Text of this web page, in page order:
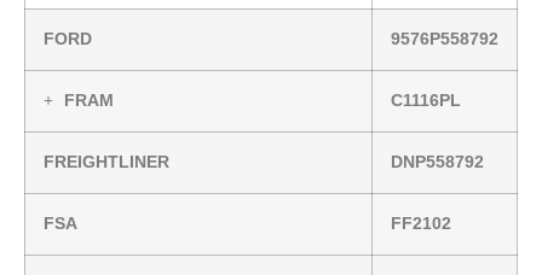
FORD 9576P558792
FRAM C1116PL
FREIGHTLINER DNP558792
FSA FF2102